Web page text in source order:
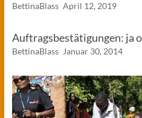
BettinaBlass April 12, 2019
Auftragsbestätigungen: ja
BettinaBlass Januar 30, 2014